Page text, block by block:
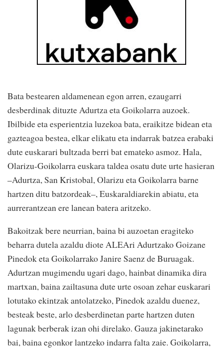
Bata bestearen aldamenean egon arren, ezaugarri
desberdinak dituzte Adurtza eta Goikolarra auzoek.
Ibilbide eta esperientzia luzekoa bata, eraikitze bidean eta
gazteagoa bestea, elkar elikatu eta indarrak batzea erabaki
dute euskarari bultzada berri bat emateko asmoz. Hala,
Olarizu-Goikolarra euskara taldea osatu dute urte hasieran
–Adurtza, San Kristobal, Olarizu eta Goikolarra barne
hartzen ditu batzordeak–, Euskaraldiarekin abiatu, eta
aurrerantzean ere lanean batera aritzeko.
Bakoitzak bere neurrian, baina bi auzoetan eragiteko
beharra dutela azaldu diote ALEAri Adurtzako Goizane
Pinedok eta Goikolarrako Janire Saenz de Buruagak.
Adurtzan mugimendu ugari dago, hainbat dinamika dira
martxan, baina zailtasuna dute urte osoan zehar euskarari
lotutako ekintzak antolatzeko, Pinedok azaldu duenez,
besteak beste, arlo desberdinetan parte hartzen duten
lagunak berberak izan ohi direlako. Gauza jakinetarako
bai, baina egonkor lantzeko indarra falta zaie. Goikolarra,